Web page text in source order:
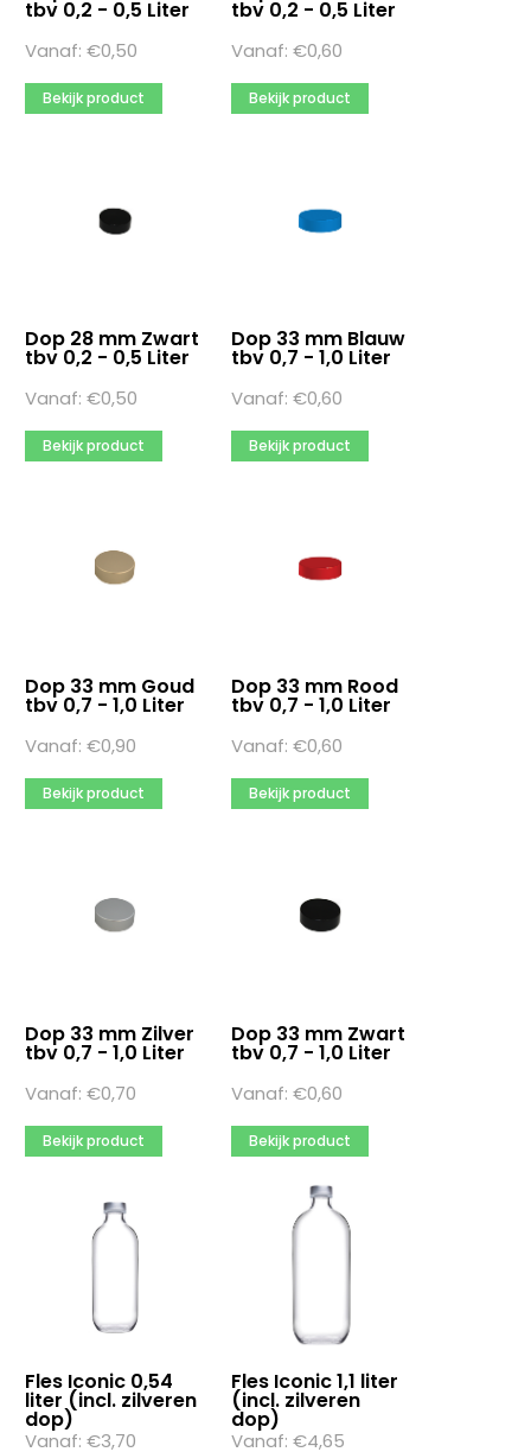
tbv 0,2 - 0,5 Liter
Vanaf: €0,50
Bekijk product
tbv 0,2 - 0,5 Liter
Vanaf:€0,60
Bekijk product
Dop 28 mm Zwart
tbv 0,2 - 0,5 Liter
Vanaf: €0,50
Bekijk product
Dop 33 mm Blauw
tbv 0,7 - 1,0 Liter
Vanaf:€0,60
Bekijk product
Dop 33 mm Goud
tbv 0,7 - 1,0 Liter
Vanaf: €0,90
Bekijk product
Dop 33 mm Rood
tbv 0,7 - 1,0 Liter
Vanaf:€0,60
Bekijk product
Dop 33 mm Zilver
tbv 0,7 - 1,0 Liter
Vanaf: €0,70
Bekijk product
Dop 33 mm Zwart
tbv 0,7 - 1,0 Liter
Vanaf:€0,60
Bekijk product
Fles Iconic 0,54
liter (incl. zilveren
dop)
Vanaf: €3,70
Fles Iconic 1,1 liter
(incl. zilveren
dop)
Vanaf:€4,65
Ronddruk
Ja
Nee